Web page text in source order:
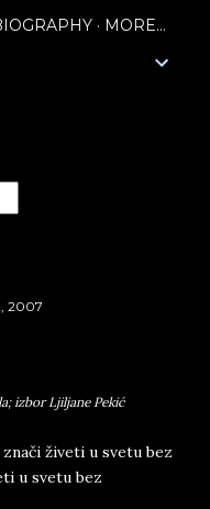
MORE…
2007
izbor Ljiljane Pekić
živeti u svetu bez
u svetu bez